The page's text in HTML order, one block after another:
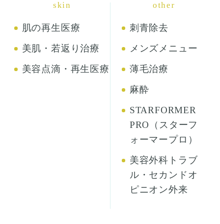
skin
肌の再生医療
美肌・若返り治療
美容点滴・再生医療
other
刺青除去
メンズメニュー
薄毛治療
麻酔
STARFORMER
PRO（スターフ
ォーマープロ）
美容外科トラブ
ル・セカンドオ
ピニオン外来